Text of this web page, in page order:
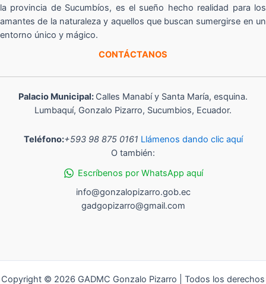
la provincia de Sucumbíos, es el sueño hecho realidad para los
amantes de la naturaleza y aquellos que buscan sumergirse en un
entorno único y mágico.
CONTÁCTANOS
Palacio Municipal: Calles Manabí y Santa María, esquina.
Lumbaquí, Gonzalo Pizarro, Sucumbios, Ecuador.
Teléfono:+593 98 875 0161 Llámenos dando clic aquí
O también:
Escríbenos por WhatsApp aquí
info@gonzalopizarro.gob.ec
gadgopizarro@gmail.com
Copyright © 2026 GADMC Gonzalo Pizarro | Todos los derechos